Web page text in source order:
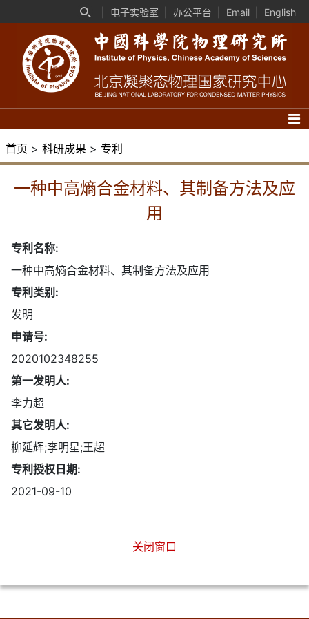
电子实验室 办公平台 Email English
首页 > 科研成果 > 专利
一种中高熵合金材料、其制备方法及应
用
专利名称:
一种中高熵合金材料、其制备方法及应用
专利类别:
发明
申请号:
2020102348255
第一发明人:
李力超
其它发明人:
柳延辉;李明星;王超
专利授权日期:
2021-09-10
关闭窗口